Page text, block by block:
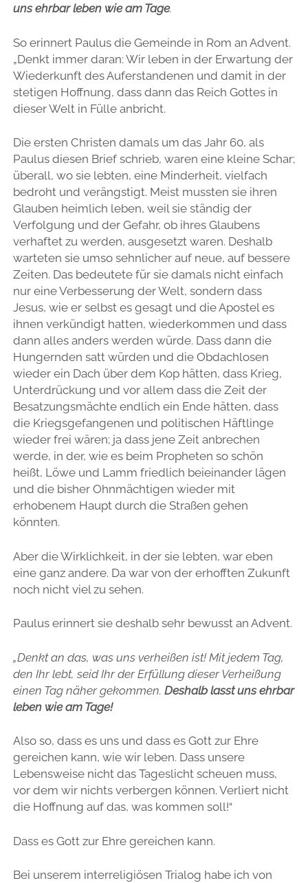
uns ehrbar leben wie am Tage.
So erinnert Paulus die Gemeinde in Rom an Advent.
„Denkt immer daran: Wir leben in der Erwartung der
Wiederkunft des Auferstandenen und damit in der
stetigen Hoffnung, dass dann das Reich Gottes in
dieser Welt in Fülle anbricht.
Die ersten Christen damals um das Jahr 60, als
Paulus diesen Brief schrieb, waren eine kleine Schar;
überall, wo sie lebten, eine Minderheit, vielfach
bedroht und verängstigt. Meist mussten sie ihren
Glauben heimlich leben, weil sie ständig der
Verfolgung und der Gefahr, ob ihres Glaubens
verhaftet zu werden, ausgesetzt waren. Deshalb
warteten sie umso sehnlicher auf neue, auf bessere
Zeiten. Das bedeutete für sie damals nicht einfach
nur eine Verbesserung der Welt, sondern dass
Jesus, wie er selbst es gesagt und die Apostel es
ihnen verkündigt hatten, wiederkommen und dass
dann alles anders werden würde. Dass dann die
Hungernden satt würden und die Obdachlosen
wieder ein Dach über dem Kop hätten, dass Krieg,
Unterdrückung und vor allem dass die Zeit der
Besatzungsmächte endlich ein Ende hätten, dass
die Kriegsgefangenen und politischen Häftlinge
wieder frei wären; ja dass jene Zeit anbrechen
werde, in der, wie es beim Propheten so schön
heißt, Löwe und Lamm friedlich beieinander lägen
und die bisher Ohnmächtigen wieder mit
erhobenem Haupt durch die Straßen gehen
könnten.
Aber die Wirklichkeit, in der sie lebten, war eben
eine ganz andere. Da war von der erhofften Zukunft
noch nicht viel zu sehen.
Paulus erinnert sie deshalb sehr bewusst an Advent.
„Denkt an das, was uns verheißen ist! Mit jedem Tag,
den Ihr lebt, seid Ihr der Erfüllung dieser Verheißung
einen Tag näher gekommen. Deshalb lasst uns ehrbar
leben wie am Tage!
Also so, dass es uns und dass es Gott zur Ehre
gereichen kann, wie wir leben. Dass unsere
Lebensweise nicht das Tageslicht scheuen muss,
vor dem wir nichts verbergen können. Verliert nicht
die Hoffnung auf das, was kommen soll!“
Dass es Gott zur Ehre gereichen kann.
Bei unserem interreligiösen Trialog habe ich von